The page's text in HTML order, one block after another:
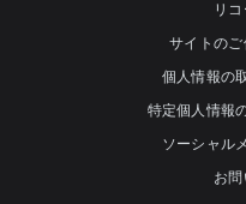
リ
サイトの
個人情報の
特定個人情報
ソーシャル
お